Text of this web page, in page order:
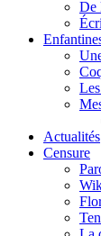
De
Actualités
Censure